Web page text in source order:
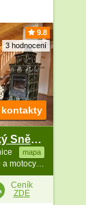
9.8
3 hodnocení
Roubenka s bazénem - Králický Sněžník - Jeseníky
mapa
103.4 km vzdušně od Muzeum automobilů a motocyklů
Ceník
ZDE